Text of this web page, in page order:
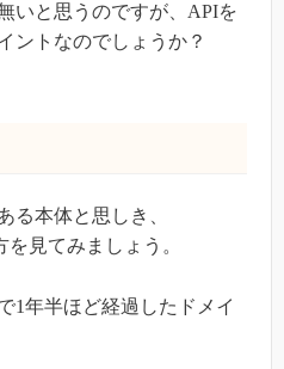
いと思うのですが、APIを
ントなのでしょうか？
る本体と思しき、
を見てみましょう。
1年半ほど経過したドメイ